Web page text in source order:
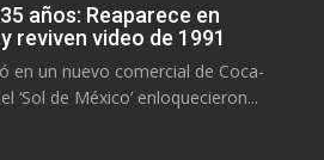
años: Reaparece en
reviven video de 1991
en un nuevo comercial de Coca-
‘Sol de México’ enloquecieron...